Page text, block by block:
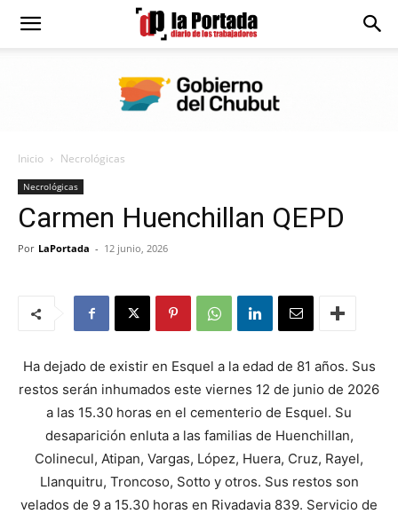
Diario
Portada
Inicio Necrológicas
Necrológicas
Carmen Huenchillan QEPD
Por LaPortada - 12 junio, 2026
Ha dejado de existir en Esquel a la edad de 81 años. Sus
restos serán inhumados este viernes 12 de junio de 2026
a las 15.30 horas en el cementerio de Esquel. Su
desaparición enluta a las familias de Huenchillan,
Colinecul, Atipan, Vargas, López, Huera, Cruz, Rayel,
Llanquitru, Troncoso, Sotto y otros. Sus restos son
velados de 9 a 15.30 horas en Rivadavia 839. Servicio de